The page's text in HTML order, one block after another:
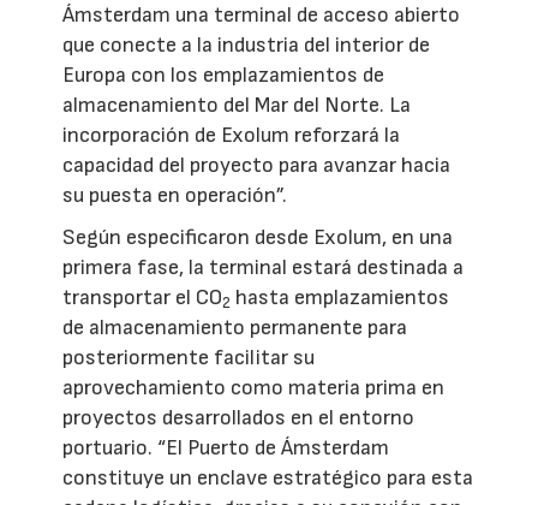
Ámsterdam una terminal de acceso abierto
que conecte a la industria del interior de
Europa con los emplazamientos de
almacenamiento del Mar del Norte. La
incorporación de Exolum reforzará la
capacidad del proyecto para avanzar hacia
su puesta en operación”.
Según especificaron desde Exolum, en una
primera fase, la terminal estará destinada a
transportar el CO2 hasta emplazamientos
de almacenamiento permanente para
posteriormente facilitar su
aprovechamiento como materia prima en
proyectos desarrollados en el entorno
portuario. “El Puerto de Ámsterdam
constituye un enclave estratégico para esta